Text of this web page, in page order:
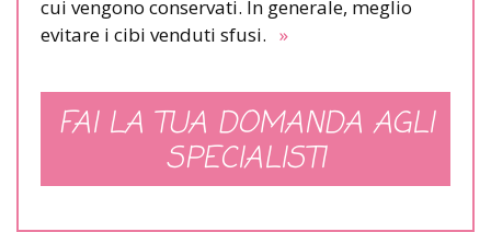
cui vengono conservati. In generale, meglio
evitare i cibi venduti sfusi. »
FAI LA TUA DOMANDA AGLI
SPECIALISTI